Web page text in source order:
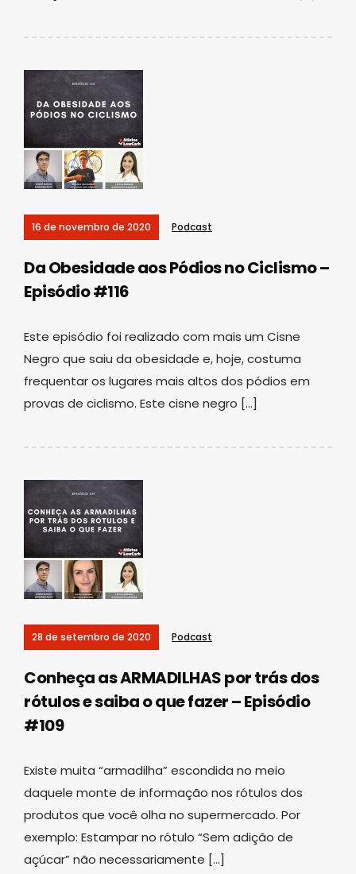
16 de novembro de 2020 Podcast
Da Obesidade aos Pódios no Ciclismo –
Episódio #116
Este episódio foi realizado com mais um Cisne
Negro que saiu da obesidade e, hoje, costuma
frequentar os lugares mais altos dos pódios em
provas de ciclismo. Este cisne negro […]
28 de setembro de 2020 Podcast
Conheça as ARMADILHAS por trás dos
rótulos e saiba o que fazer – Episódio
#109
Existe muita “armadilha” escondida no meio
daquele monte de informação nos rótulos dos
produtos que você olha no supermercado. Por
exemplo: Estampar no rótulo “Sem adição de
açúcar” não necessariamente […]